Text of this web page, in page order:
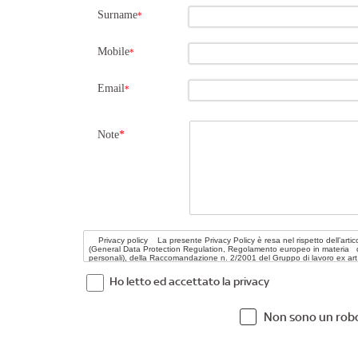
Surname*
Mobile*
Email*
Note*
Ho letto ed accettato la privacy
Non sono un